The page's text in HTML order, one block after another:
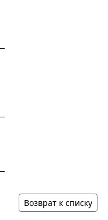
Возврат к списку